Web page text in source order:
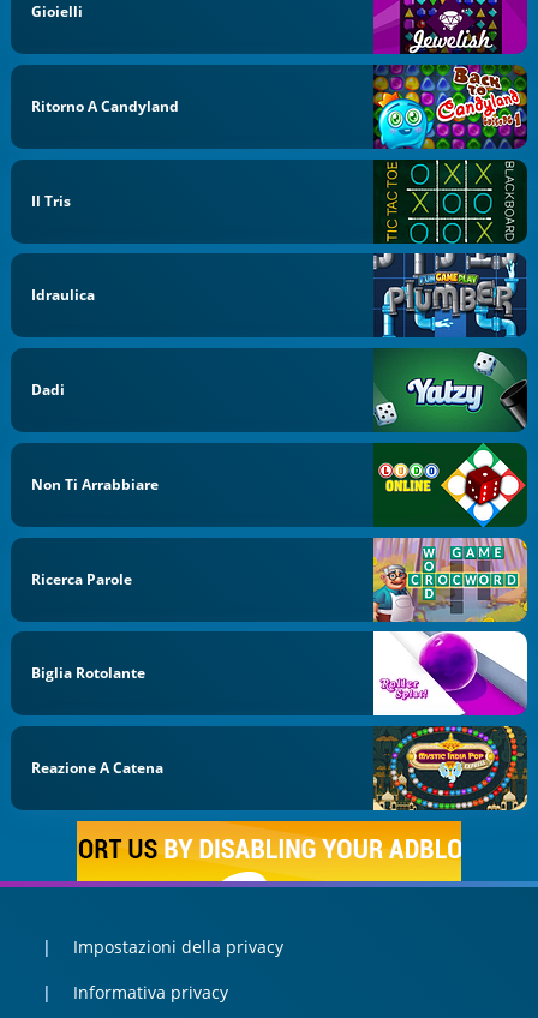
Gioielli
Ritorno A Candyland
Il Tris
Idraulica
Dadi
Non Ti Arrabbiare
Ricerca Parole
Biglia Rotolante
Reazione A Catena
Impostazioni della privacy
Informativa privacy